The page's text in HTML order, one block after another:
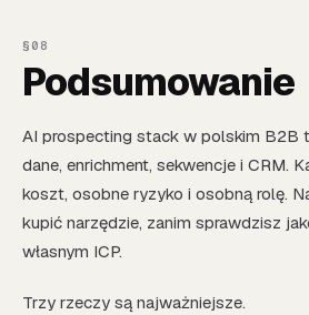
Podsumowanie
AI prospecting stack w polskim B2B
dane, enrichment, sekwencje i CRM.
koszt, osobne ryzyko i osobną rolę.
kupić narzędzie, zanim sprawdzisz
własnym ICP.
Trzy rzeczy są najważniejsze.